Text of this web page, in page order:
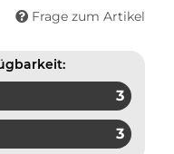
Frage zum Artikel
3
3